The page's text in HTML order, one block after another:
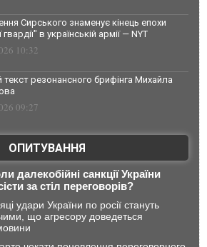
Сирського знаменує кінець епохи
в українській армії — NYT
10:32
резонансного брифінга Михайла
09:27
ОПИТУВАННЯ
далекобійні санкції України
за стіл переговорів?
удари України по росії стануть
що агресору доведеться